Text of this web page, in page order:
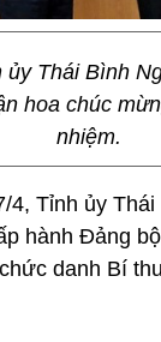
ủy Thái Bình
hoa chúc
nhiệm.
4, Tỉnh ủy
hành Đảng
danh Bí